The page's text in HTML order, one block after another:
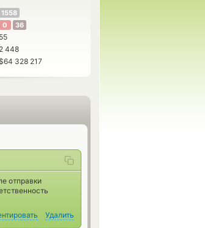
1558
0 36
55
2 448
328 217
отправки
Удалить